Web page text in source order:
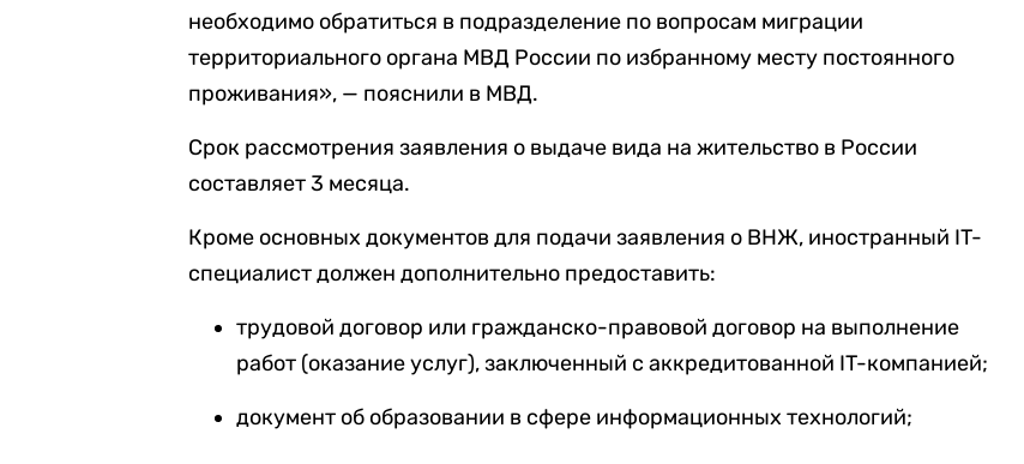
необходимо обратиться в подразделение по вопросам миграции
территориального органа МВД России по избранному месту постоянного
проживания», — пояснили в МВД.
Срок рассмотрения заявления о выдаче вида на жительство в России
составляет 3 месяца.
Кроме основных документов для подачи заявления о ВНЖ, иностранный IT-
специалист должен дополнительно предоставить:
трудовой договор или гражданско-правовой договор на выполнение
работ (оказание услуг), заключенный с аккредитованной IT-компанией;
документ об образовании в сфере информационных технологий;